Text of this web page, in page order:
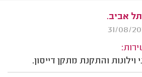
אביב.
וילונות והתקנת מתקן דייסון.